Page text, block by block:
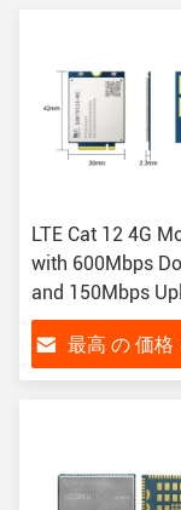
LTE Cat 12 4G
with 600Mbps
and 150Mbps
Wireless
Communication
最高 の 価格